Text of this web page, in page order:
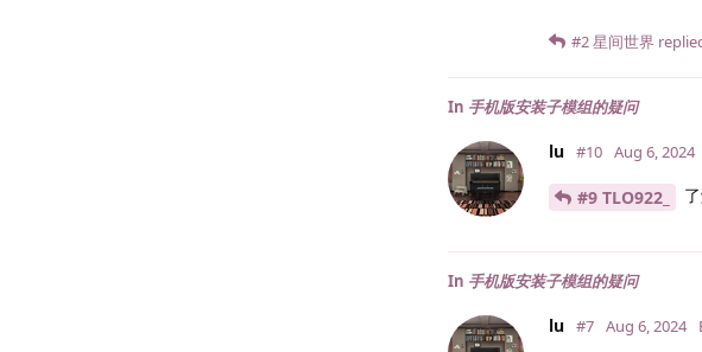
#2星间世界
In 手机版安装子模组的疑问
lu #10 Aug 6, 2024
#9 TLO922_
In 手机版安装子模组的疑问
lu #7 Aug 6, 2024